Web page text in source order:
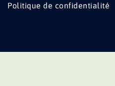
Politique de confidentialité